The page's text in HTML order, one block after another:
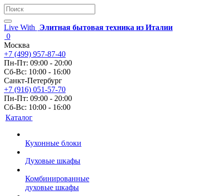
Live With
Элитная бытовая техника из Италии
0
Москва
+7 (499) 957-87-40
Пн-Пт: 09:00 - 20:00
Сб-Вс: 10:00 - 16:00
Санкт-Петербург
+7 (916) 051-57-70
Пн-Пт: 09:00 - 20:00
Сб-Вс: 10:00 - 16:00
Каталог
Кухонные блоки
Духовые шкафы
Комбинированные
духовые шкафы